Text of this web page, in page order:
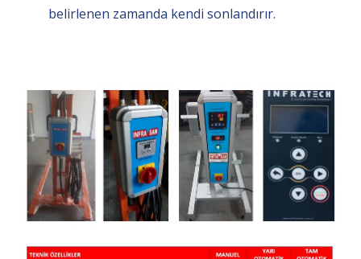
belirlenen zamanda kendi sonlandırır.